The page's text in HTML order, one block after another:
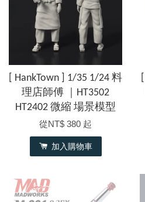
[ HankTown ] 1/35 1/24 料
理店師傅 ｜HT3502
HT2402 微縮 場景模型
從NT$ 380 起
加入購物車